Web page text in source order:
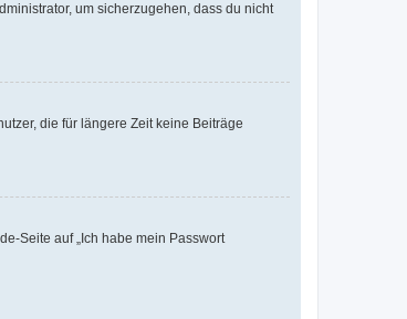
um sicherzugehen, dass du nicht
die für längere Zeit keine Beiträge
Seite auf „Ich habe mein Passwort